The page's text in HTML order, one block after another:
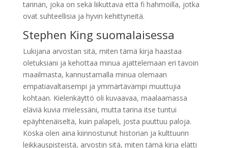
tarinan, joka on sekä liikuttava että fi hahmoilla, jotka
ovat suhteellisia ja hyvin kehittyneitä.
Stephen King suomalaisessa
Lukijana arvostan sitä, miten tämä kirja haastaa
oletuksiani ja kehottaa minua ajattelemaan eri tavoin
maailmasta, kannustamalla minua olemaan
empatiavaltaisempi ja ymmärtävämpi muuttujia
kohtaan. Kielenkäyttö oli kuvaavaa, maalaamassa
eläviä kuvia mielessäni, mutta tarina itse tuntui
epäyhtenäiseltä, kuin palapeli, josta puuttuu paloja.
Koska olen aina kiinnostunut historian ja kulttuurin
leikkauspisteistä, arvostin sitä, miten tämä kirja elätti